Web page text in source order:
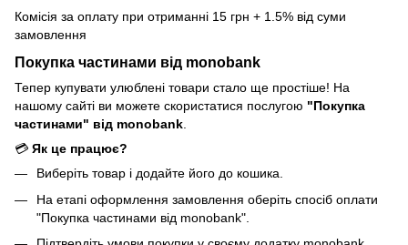
Комісія за оплату при отриманні 15 грн + 1.5% від суми
замовлення
Покупка частинами від monobank
Тепер купувати улюблені товари стало ще простіше! На
нашому сайті ви можете скористатися послугою "Покупка
частинами" від monobank.
💳 Як це працює?
Виберіть товар і додайте його до кошика.
На етапі оформлення замовлення оберіть спосіб оплати
"Покупка частинами від monobank".